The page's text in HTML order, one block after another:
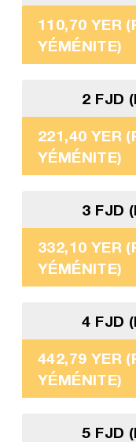
110,70 YER
YÉMÉNITE)
2 FJD
221,40 YER
YÉMÉNITE)
3 FJD
332,10 YER
YÉMÉNITE)
4 FJD
442,79 YER
YÉMÉNITE)
5 FJD